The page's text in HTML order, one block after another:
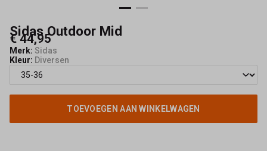
Sidas Outdoor Mid
€ 44,95
Merk: Sidas
Kleur: Diversen
TOEVOEGEN AAN WINKELWAGEN